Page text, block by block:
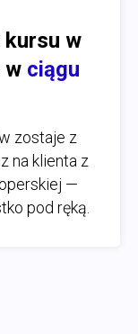
w
w ciągu
zostaje z
na klienta z
—
pod ręką.